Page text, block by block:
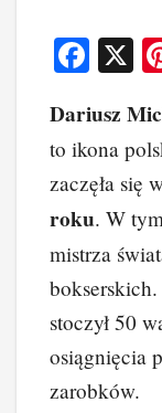
F
c
e
b
o
o
k
X
Dariusz
to ikona
zaczęła się
roku. W
mistrza
stoczył 50
osiągnięcia
zarobków.